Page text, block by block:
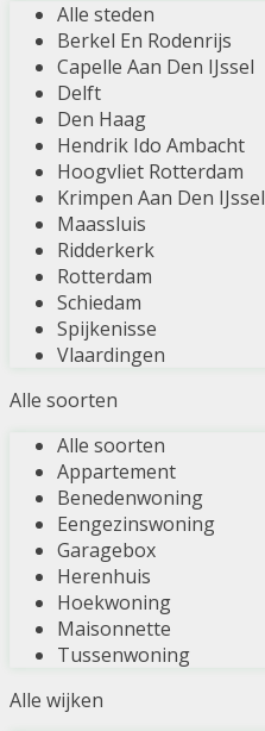
Alle steden
Berkel En Rodenrijs
Capelle Aan Den IJssel
Delft
Den Haag
Hendrik Ido Ambacht
Hoogvliet Rotterdam
Krimpen Aan Den IJssel
Maassluis
Ridderkerk
Rotterdam
Schiedam
Spijkenisse
Vlaardingen
Alle soorten
Alle soorten
Appartement
Benedenwoning
Eengezinswoning
Garagebox
Herenhuis
Hoekwoning
Maisonnette
Tussenwoning
Alle wijken